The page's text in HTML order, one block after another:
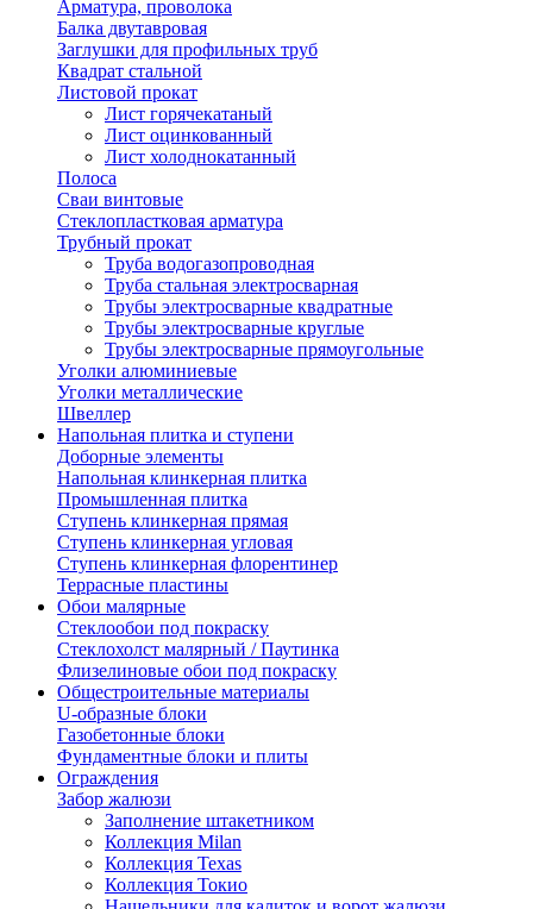
Арматура, проволока
Балка двутавровая
Заглушки для профильных труб
Квадрат стальной
Листовой прокат
Лист горячекатаный
Лист оцинкованный
Лист холоднокатанный
Полоса
Сваи винтовые
Стеклопластковая арматура
Трубный прокат
Труба водогазопроводная
Труба стальная электросварная
Трубы электросварные квадратные
Трубы электросварные круглые
Трубы электросварные прямоугольные
Уголки алюминиевые
Уголки металлические
Швеллер
Напольная плитка и ступени
Доборные элементы
Напольная клинкерная плитка
Промышленная плитка
Ступень клинкерная прямая
Ступень клинкерная угловая
Ступень клинкерная флорентинер
Террасные пластины
Обои малярные
Стеклообои под покраску
Стеклохолст малярный / Паутинка
Флизелиновые обои под покраску
Общестроительные материалы
U-образные блоки
Газобетонные блоки
Фундаментные блоки и плиты
Ограждения
Забор жалюзи
Заполнение штакетником
Коллекция Milan
Коллекция Texas
Коллекция Токио